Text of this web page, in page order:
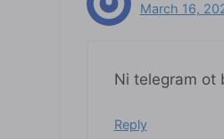
March 16,
Ni telegram ot
Reply